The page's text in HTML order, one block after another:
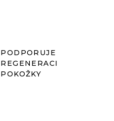
PODPORUJE
REGENERACI
POKOŽKY